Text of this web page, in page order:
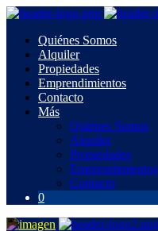
Quiénes Somos
Alquiler
Propiedades
Emprendimientos
Contacto
Más
Quiénes Somos
Alquiler
Propiedades
Emprendimientos
Contacto
0